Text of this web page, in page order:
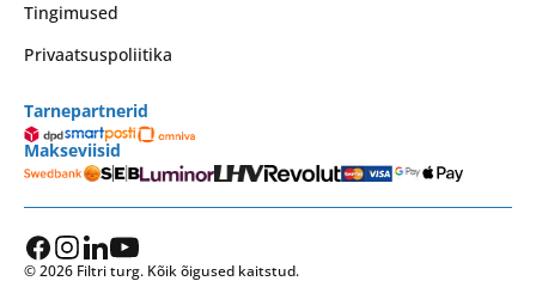
Tingimused
Privaatsuspoliitika
Tarnepartnerid
Makseviisid
© 2026 Filtri turg. Kõik õigused kaitstud.